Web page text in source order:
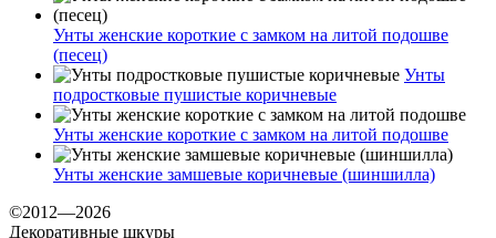
Унты женские короткие с замком на литой подошве
(песец)
Унты
подростковые пушистые коричневые
Унты женские короткие с замком на литой подошве
Унты женские замшевые коричневые (шиншилла)
©2012—2026
Декоративные шкуры